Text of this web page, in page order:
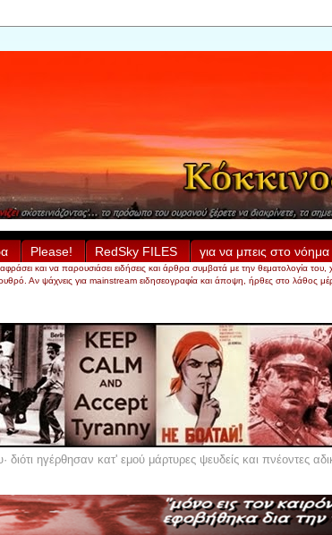
Please! RedSky FILES για να μπεις στο νόημα
και να παρουσιάσει ειδήσεις και άρθρα συμβατά με την θεματολογία του,
Αν ψάχνεις για mainstream ειδησεογραφία και άποψη, ήρθες στο λάθος
ηγέρθησαν κατ' εμού μάρτυρες ψευδείς και πνέοντες